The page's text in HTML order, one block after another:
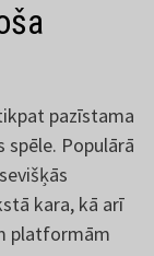
pazīstama
Populārā
kara, kā arī
platformām